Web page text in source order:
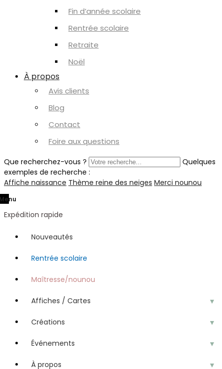
Fin d’année scolaire
Rentrée scolaire
Retraite
Noël
À propos
Avis clients
Blog
Contact
Foire aux questions
Que recherchez-vous ?
Quelques
exemples de recherche :
Affiche naissance Thème reine des neiges Merci nounou
Expédition rapide
Nouveautés
Rentrée scolaire
Maîtresse/nounou
Affiches / Cartes ▼
Créations ▼
Événements ▼
À propos ▼